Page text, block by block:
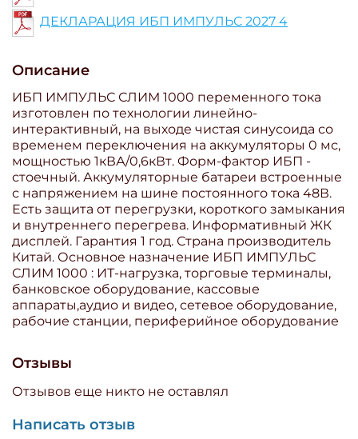
ДЕКЛАРАЦИЯ ИБП ИМПУЛЬС 2027 4
Описание
ИБП ИМПУЛЬС СЛИМ 1000 переменного тока
изготовлен по технологии линейно-
интерактивный, на выходе чистая синусоида со
временем переключения на аккумуляторы 0 мс,
мощностью 1кВА/0,6кВт. Форм-фактор ИБП -
стоечный. Аккумуляторные батареи встроенные
с напряжением на шине постоянного тока 48В.
Есть защита от перегрузки, короткого замыкания
и внутреннего перегрева. Информативный ЖК
дисплей. Гарантия 1 год. Страна производитель
Китай. Основное назначение ИБП ИМПУЛЬС
СЛИМ 1000 : ИТ-нагрузка, торговые терминалы,
банковское оборудование, кассовые
аппараты,аудио и видео, сетевое оборудование,
рабочие станции, периферийное оборудование
Отзывы
Отзывов еще никто не оставлял
Написать отзыв